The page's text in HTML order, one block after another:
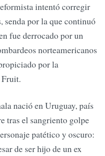
intentó corregir
senda por la que continuó
fue derrocado por un
norteamericanos
por la
nació en Uruguay, país
tras el sangriento golpe
patético y oscuro:
de ser hijo de un ex